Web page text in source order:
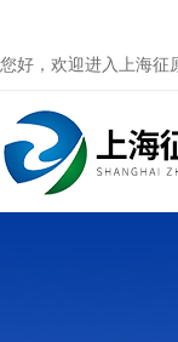
您好，欢迎进入上海征